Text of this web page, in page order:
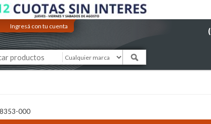
Ingresá con tu cuenta
000